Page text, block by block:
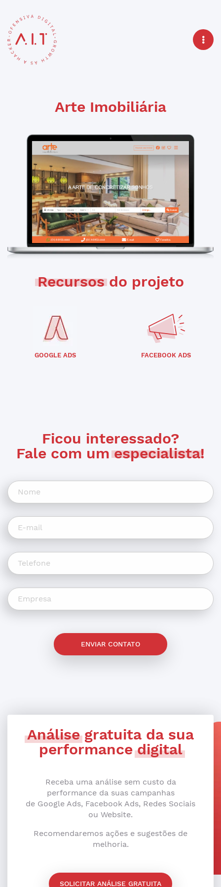
Arte Imobiliária
Recursosdo projeto
GOOGLE ADS FACEBOOK ADS
Ficou interessado?
Fale com umespecialista!
ENVIAR CONTATO
Análisegratuita da sua
performancedigital
Receba uma análise sem custo da
performance da suas campanhas
de Google Ads, Facebook Ads, Redes Sociais
ou Website.
Recomendaremos ações e sugestões de
melhoria.
SOLICITAR ANÁLISE GRATUITA